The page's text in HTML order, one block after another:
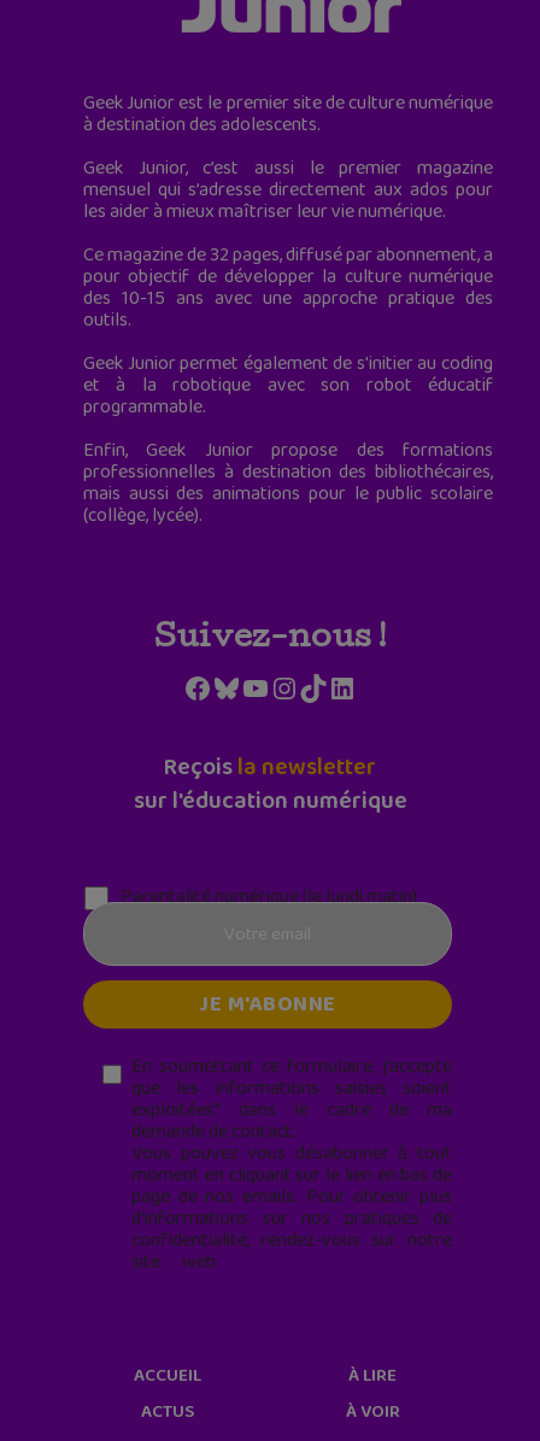
Geek Junior est le premier site de culture numérique
à destination des adolescents.
Geek Junior, c’est aussi le premier magazine
mensuel qui s’adresse directement aux ados pour
les aider à mieux maîtriser leur vie numérique.
Ce magazine de 32 pages, diffusé par abonnement, a
pour objectif de développer la culture numérique
des 10-15 ans avec une approche pratique des
outils.
Geek Junior permet également de s'initier au coding
et à la robotique avec son robot éducatif
programmable.
Enfin, Geek Junior propose des formations
professionnelles à destination des bibliothécaires,
mais aussi des animations pour le public scolaire
(collège, lycée).
Suivez-nous !
Facebook
Bluesky
YouTube
Instagram
TikTokLinkedIn
Reçoisla newsletter
sur l'éducation numérique
Parentalité numérique (le lundi matin)
En soumettant ce formulaire, j’accepte
que les informations saisies soient
exploitées* dans le cadre de ma
demande de contact.
Vous pouvez vous désabonner à tout
moment en cliquant sur le lien en bas de
page de nos emails. Pour obtenir plus
d'informations sur nos pratiques de
confidentialité, rendez-vous sur notre
site web
ACCUEIL
ACTUS
À LIRE
À VOIR